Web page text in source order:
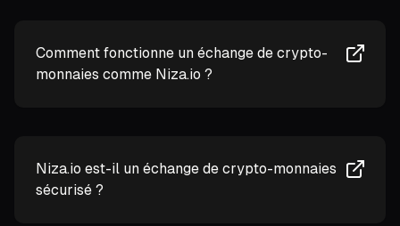
Comment fonctionne un échange de crypto-
monnaies comme Niza.io ?
Niza.io est-il un échange de crypto-monnaies
sécurisé ?